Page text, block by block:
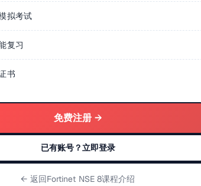
拟考试
复习
书
免费注册 →
已有账号？立即登录
← 返回Fortinet NSE 8课程介绍